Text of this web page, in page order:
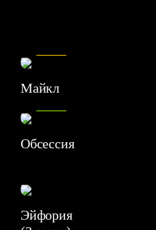
Майкл
Обсессия
Эйфория